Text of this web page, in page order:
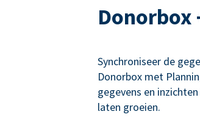
Donorbox
Synchroniseer de
Donorbox met
gegevens en
laten groeien.